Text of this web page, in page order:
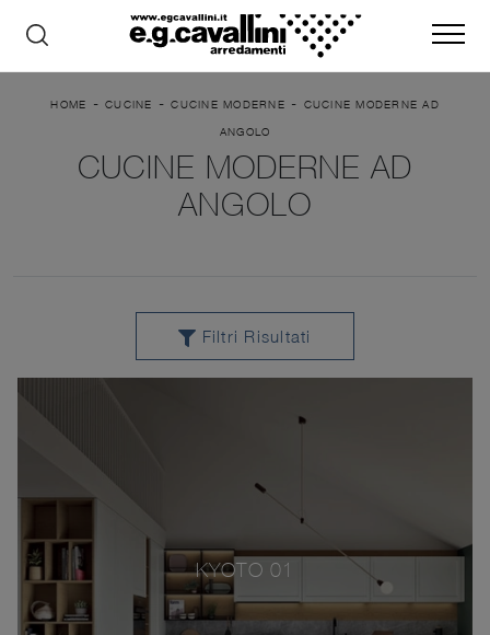
HOME - CUCINE -CUCINE MODERNE - CUCINE MODERNE AD
ANGOLO
CUCINE MODERNE AD
ANGOLO
Filtri Risultati
KYOTO 01